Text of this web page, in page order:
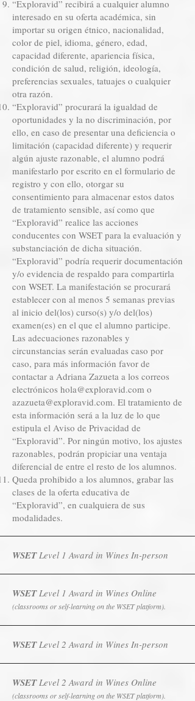
“Exploravid” recibirá a cualquier alumno
interesado en su oferta académica, sin
importar su origen étnico, nacionalidad,
color de piel, idioma, género, edad,
capacidad diferente, apariencia física,
condición de salud, religión, ideología,
preferencias sexuales, tatuajes o cualquier
otra razón.
“Exploravid” procurará la igualdad de
oportunidades y la no discriminación, por
ello, en caso de presentar una deficiencia o
limitación (capacidad diferente) y requerir
algún ajuste razonable, el alumno podrá
manifestarlo por escrito en el formulario de
registro y con ello, otorgar su
consentimiento para almacenar estos datos
de tratamiento sensible, así como que
“Exploravid” realice las acciones
conducentes con WSET para la evaluación y
substanciación de dicha situación.
“Exploravid” podría requerir documentación
y/o evidencia de respaldo para compartirla
con WSET. La manifestación se procurará
establecer con al menos 5 semanas previas
al inicio del(los) curso(s) y/o del(los)
examen(es) en el que el alumno participe.
Las adecuaciones razonables y
circunstancias serán evaluadas caso por
caso, para más información favor de
contactar a Adriana Zazueta a los correos
electrónicos hola@exploravid.com o
azazueta@exploravid.com. El tratamiento de
esta información será a la luz de lo que
estipula el Aviso de Privacidad de
“Exploravid”. Por ningún motivo, los ajustes
razonables, podrán propiciar una ventaja
diferencial de entre el resto de los alumnos.
Queda prohibido a los alumnos, grabar las
clases de la oferta educativa de
“Exploravid”, en cualquiera de sus
modalidades.
WSETLevel 1 Award in Wines In-person
WSETLevel 1 Award in Wines Online
(classrooms or self-learning on the WSET platform).
WSETLevel 2 Award in Wines In-person
WSETLevel 2 Award in Wines Online
(classrooms or self-learning on the WSET platform).